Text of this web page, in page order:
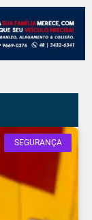
SEGURANÇA